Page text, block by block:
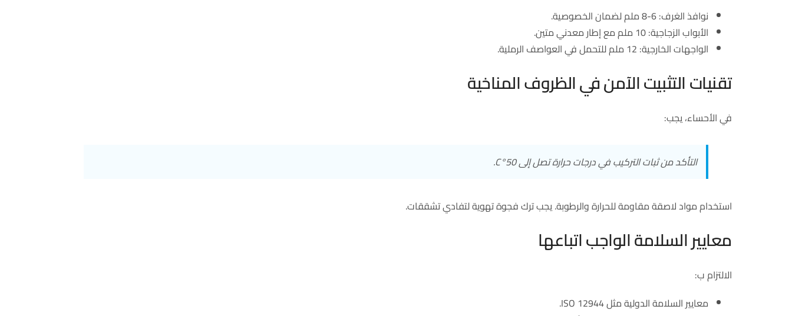
نوافذ الغرف: 6-8 ملم لضمان الخصوصية.
الأبواب الزجاجية: 10 ملم مع إطار معدني متين.
الواجهات الخارجية: 12 ملم للتحمل في العواصف الرملية.
تقنيات التثبيت الآمن في الظروف المناخية
في الأحساء، يجب:
التأكد من ثبات التركيب في درجات حرارة تصل إلى 50°C.
استخدام مواد لاصقة مقاومة للحرارة والرطوبة. يجب ترك فجوة تهوية لتفادي تشققات.
معايير السلامة الواجب اتباعها
الالتزام ب:
معايير السلامة الدولية مثل ISO 12944.